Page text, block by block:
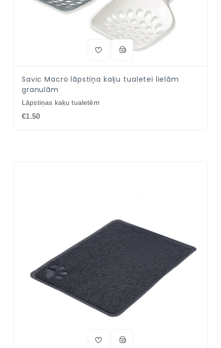
Savic Macro lāpstiņa kaķu tualetei lielām
granulām
Lāpstiņas kaķu tualetēm
€1.50